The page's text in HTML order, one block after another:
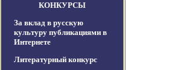
КОНКУРСЫ
За вклад в русскую
культуру публикациями в
Интернете
Литературный конкурс